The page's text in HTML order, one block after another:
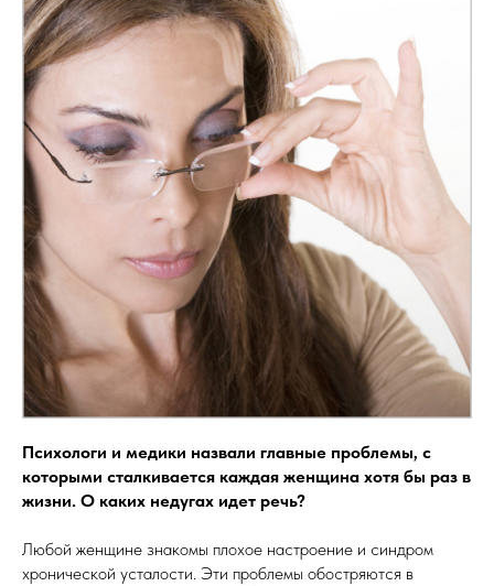
Психологи и медики назвали главные проблемы, с
которыми сталкивается каждая женщина хотя бы раз в
жизни. О каких недугах идет речь?
Любой женщине знакомы плохое настроение и синдром
хронической усталости. Эти проблемы обостряются в